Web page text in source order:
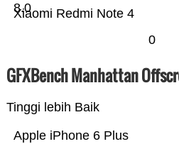
Xiaomi Redmi Note 4
8.0
0
GFXBench Manhattan
Tinggi lebih Baik
Apple iPhone 6 Plus